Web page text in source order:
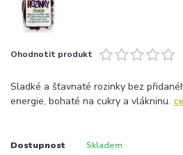
Ohodnotit produkt
Sladké a šťavnaté rozinky bez
energie, bohaté na cukry a vlákninu.
Dostupnost Skladem